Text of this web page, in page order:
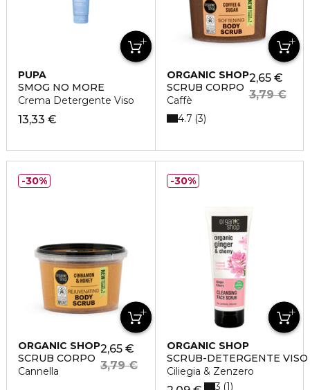
PUPA
SMOG NO MORE
Crema Detergente Viso
13,33 €
ORGANIC SHOP
SCRUB CORPO
Caffè
2,65 €
3,79 €
4.7 3
ORGANIC SHOP
SCRUB CORPO
Cannella
2,65 €
3,79 €
30%
ORGANIC SHOP
SCRUB-DETERGENTE VISO
Ciliegia & Zenzero
3 1
30%